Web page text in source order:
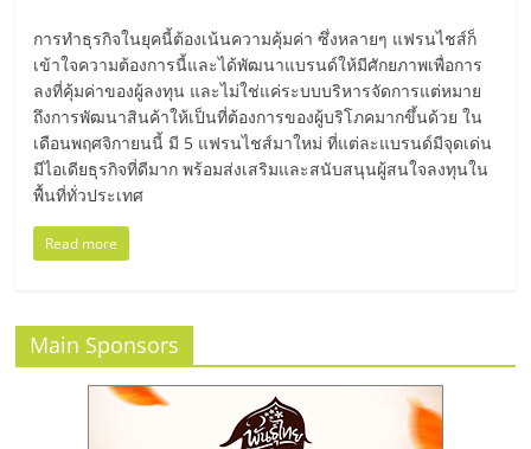
รน
ไชส์
ขาย
แฟ
รน
ไชส์
แฟ
การทำธุรกิจในยุคนี้ต้องเน้นความคุ้มค่า ซึ่งหลายๆ แฟรนไชส์ก็
เข้าใจความต้องการนี้และได้พัฒนาแบรนด์ให้มีศักยภาพเพื่อการ
ลงที่คุ้มค่าของผู้ลงทุน และไม่ใช่แค่ระบบบริหารจัดการแต่หมาย
ถึงการพัฒนาสินค้าให้เป็นที่ต้องการของผู้บริโภคมากขึ้นด้วย ใน
เดือนพฤศจิกายนนี้ มี 5 แฟรนไชส์มาใหม่ ที่แต่ละแบรนด์มีจุดเด่น
มีไอเดียธุรกิจที่ดีมาก พร้อมส่งเสริมและสนับสนุนผู้สนใจลงทุนใน
พื้นที่ทั่วประเทศ
Read more
Main Sponsors